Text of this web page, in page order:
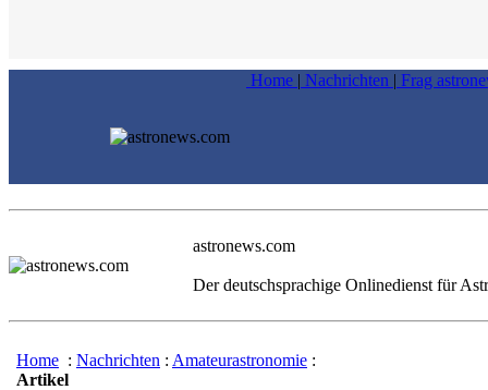
Home | Nachrichten | Frag
astronews.com
Der deutschsprachige Onlinedienst für
Home : Nachrichten : Amateurastronomie :
Artikel